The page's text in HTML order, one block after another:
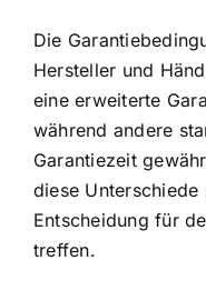
Die
Hersteller und
eine erweiterte
während andere
Garantiezeit
diese
Entscheidung für
treffen.